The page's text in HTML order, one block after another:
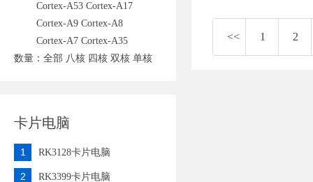
<< 1 2
Cortex-A53 Cortex-A17
Cortex-A9 Cortex-A8
Cortex-A7 Cortex-A35
数量： 全部 八核 四核 双核 单核
卡片电脑
1 RK3128卡片电脑
2 RK3399卡片电脑